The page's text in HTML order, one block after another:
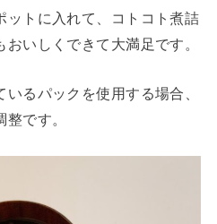
ットに入れて、コトコト煮詰
いしくできて大満足です。
るパックを使用する場合、
です。